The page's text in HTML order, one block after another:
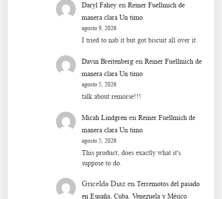
Daryl Fahey en Reiner Fuellmich de
manera clara Un timo
agosto 9, 2026
I tried to nab it but got biscuit all over it.
Davin Breitenberg en Reiner Fuellmich de
manera clara Un timo
agosto 5, 2026
talk about remorse!!!
Micah Lindgren en Reiner Fuellmich de
manera clara Un timo
agosto 5, 2026
This product, does exactly what it's
suppose to do.
Gricelda Diaz en Terremotos del pasado
en España, Cuba, Venezuela y Méjico